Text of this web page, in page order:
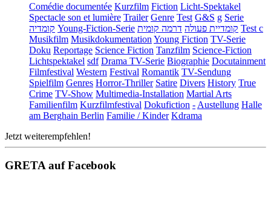
Comédie documentée Kurzfilm Fiction Licht-Spektakel
Spectacle son et lumière Trailer Genre Test G&S g Serie
קומדיה Young-Fiction-Serie קומדיית פעולה דרמה קומית
Test c
Musikfilm Musikdokumentation Young Fiction TV-Serie
Doku Reportage Science Fiction Tanzfilm Science-Fiction
Lichtspektakel sdf Drama TV-Serie Biographie Docutainment
Filmfestival Western Festival Romantik TV-Sendung
Spielfilm Genres Horror-Thriller Satire Divers History True
Crime TV-Show Multimedia-Installation Martial Arts
Familienfilm Kurzfilmfestival Dokufiction - Austellung Halle
am Berghain Berlin Familie / Kinder Kdrama
Jetzt weiterempfehlen!
GRETA auf Facebook